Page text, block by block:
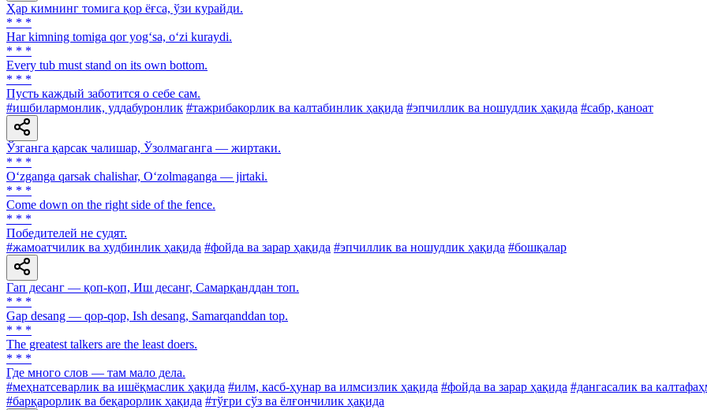
Ҳар кимнинг томига қор ёғса, ўзи курайди.
* * *
Har kimning tomiga qor yog‘sa, o‘zi kuraydi.
* * *
Every tub must stand on its own bottom.
* * *
Пусть каждый заботится о себе сам.
#ишбилармонлик, уддабуронлик #тажрибакорлик ва калтабинлик ҳақида #эпчиллик ва ношудлик ҳақида #сабр, қаноат
Ўзганга қарсак чалишар, Ўзолмаганга — жиртаки.
* * *
O‘zganga qarsak chalishar, O‘zolmaganga — jirtaki.
* * *
Come down on the right side of the fence.
* * *
Победителей не судят.
#жамоатчилик ва худбинлик ҳақида #фойда ва зарар ҳақида #эпчиллик ва ношудлик ҳақида #бошқалар
Гап десанг — қоп-қоп, Иш десанг, Самарқанддан топ.
* * *
Gap desang — qop-qop, Ish desang, Samarqanddan top.
* * *
The greatest talkers are the least doers.
* * *
Где много слов — там мало дела.
#меҳнатсеварлик ва ишёқмаслик ҳақида #илм, касб-ҳунар ва илмсизлик ҳақида #фойда ва зарар ҳақида #дангасалик ва
#барқарорлик ва беқарорлик ҳақида #тўғри сўз ва ёлғончилик ҳақида